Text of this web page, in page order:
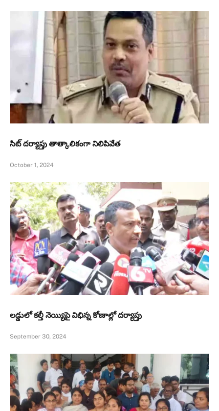
సిట్‌ దర్యాప్తు తాత్కాలికంగా నిలిపివేత
October 1, 2024
లడ్డులో కల్తీ నెయ్యిపై విభిన్న కోణాల్లో దర్యాప్తు
September 30, 2024